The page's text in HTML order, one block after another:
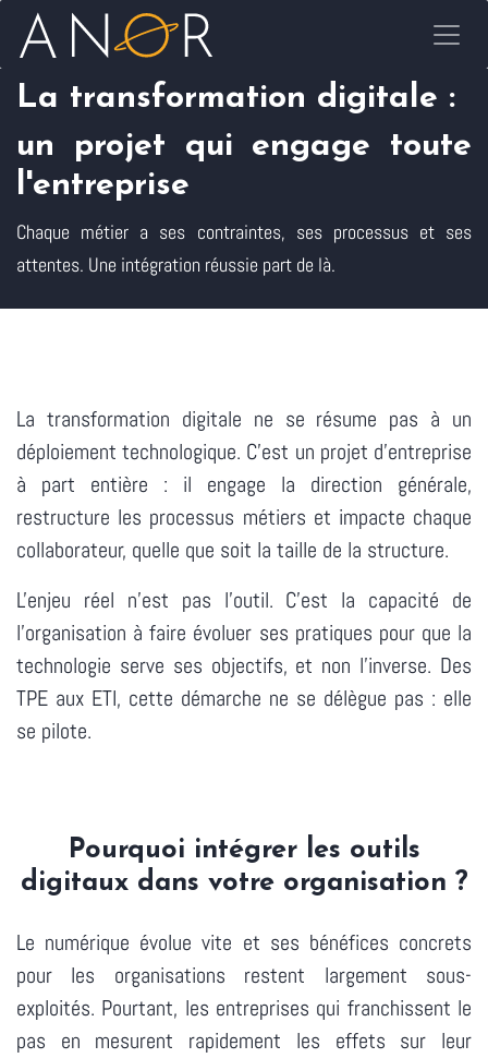
Se rendre au contenu
La transformation digitale :
un projet qui engage toute
l'entreprise
Chaque métier a ses contraintes, ses processus et ses
attentes. Une intégration réussie part de là.
La transformation digitale ne se résume pas à un
déploiement technologique. C'est un projet d'entreprise
à part entière : il engage la direction générale,
restructure les processus métiers et impacte chaque
collaborateur, quelle que soit la taille de la structure.
L'enjeu réel n'est pas l'outil. C'est la capacité de
l'organisation à faire évoluer ses pratiques pour que la
technologie serve ses objectifs, et non l'inverse. Des
TPE aux ETI, cette démarche ne se délègue pas : elle
se pilote.
Pourquoi intégrer les outils
digitaux dans votre organisation ?
Le numérique évolue vite et ses bénéfices concrets
pour les organisations restent largement sous-
exploités. Pourtant, les entreprises qui franchissent le
pas en mesurent rapidement les effets sur leur